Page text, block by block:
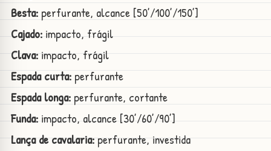
Besta:perfurante, alcance [50’/100’/150’]
Cajado:impacto, frágil
Clava:impacto, frágil
Espada curta:perfurante
Espada longa:perfurante, cortante
Funda:impacto, alcance [30’/60’/90’]
Lança de cavalaria:perfurante, investida